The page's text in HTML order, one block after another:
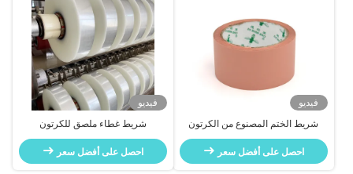
فيديو
شريط الختم المصنوع من الكرتون
احصل على أفضل سعر
فيديو
شريط غطاء ملصق للكرتون
احصل على أفضل سعر